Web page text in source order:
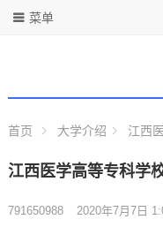
菜单
首页 大学介绍 江西
江西医学高等专科学
791650988 2020年7月7日